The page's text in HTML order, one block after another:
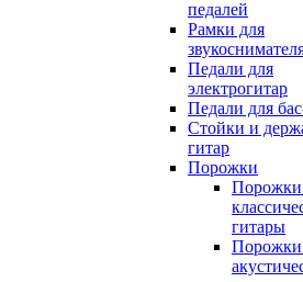
педалей
Рамки для
Педали для
электрогитар
Педали для
Стойки и
гитар
Порожки
Порожки
гитары
Порожки